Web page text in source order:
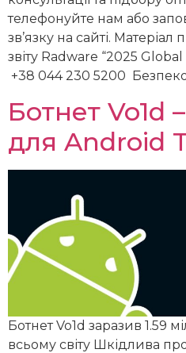
телефонуйте нам або
зв’язку на сайті. Матеріал
звіту Radware “2025
+38 044 230 5200
Ботнет Vo1d
для Android
Ботнет Vo1d заразив 1.59
всьому світу Шкідлива